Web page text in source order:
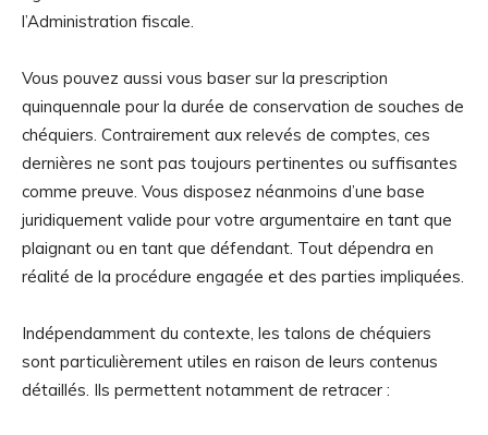
l’Administration fiscale.
Vous pouvez aussi vous baser sur la prescription
quinquennale pour la durée de conservation de souches de
chéquiers. Contrairement aux relevés de comptes, ces
dernières ne sont pas toujours pertinentes ou suffisantes
comme preuve. Vous disposez néanmoins d’une base
juridiquement valide pour votre argumentaire en tant que
plaignant ou en tant que défendant. Tout dépendra en
réalité de la procédure engagée et des parties impliquées.
Indépendamment du contexte, les talons de chéquiers
sont particulièrement utiles en raison de leurs contenus
détaillés. Ils permettent notamment de retracer :